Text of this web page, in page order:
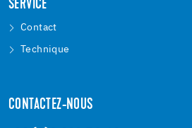
SERVICE
Contact
Technique
CONTACTEZ-NOUS